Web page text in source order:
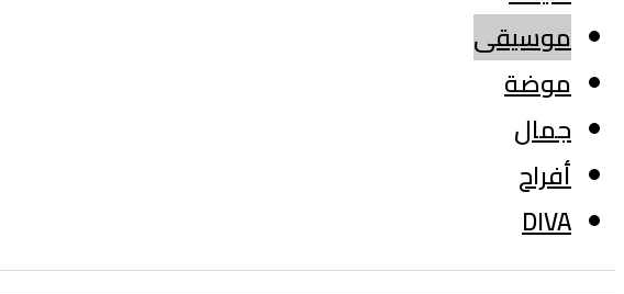
موسيقى
موضة
جمال
أفراح
DIVA